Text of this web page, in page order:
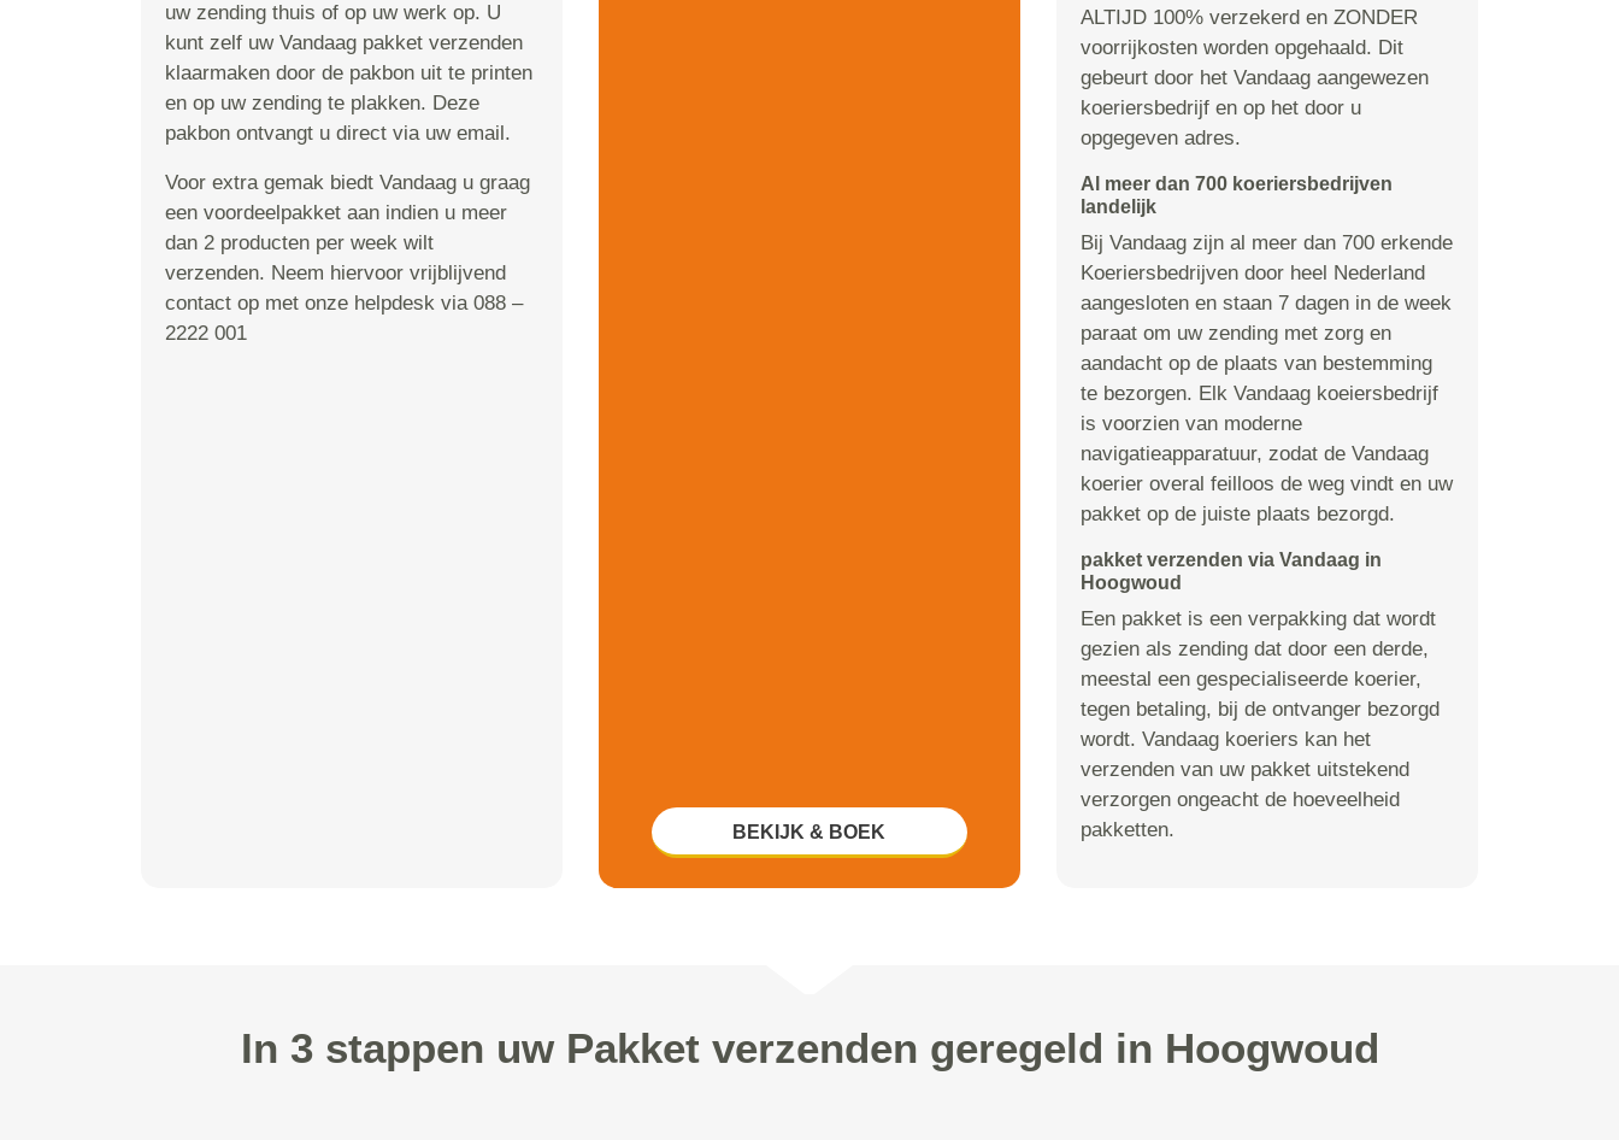
uw zending thuis of op uw werk op. U
kunt zelf uw Vandaag pakket verzenden
klaarmaken door de pakbon uit te printen
en op uw zending te plakken. Deze
pakbon ontvangt u direct via uw email.
Voor extra gemak biedt Vandaag u graag
een voordeelpakket aan indien u meer
dan 2 producten per week wilt
verzenden. Neem hiervoor vrijblijvend
contact op met onze helpdesk via 088 –
2222 001
BEKIJK & BOEK
ALTIJD 100% verzekerd en ZONDER
voorrijkosten worden opgehaald. Dit
gebeurt door het Vandaag aangewezen
koeriersbedrijf en op het door u
opgegeven adres.
Al meer dan 700 koeriersbedrijven
landelijk
Bij Vandaag zijn al meer dan 700 erkende
Koeriersbedrijven door heel Nederland
aangesloten en staan 7 dagen in de week
paraat om uw zending met zorg en
aandacht op de plaats van bestemming
te bezorgen. Elk Vandaag koeiersbedrijf
is voorzien van moderne
navigatieapparatuur, zodat de Vandaag
koerier overal feilloos de weg vindt en uw
pakket op de juiste plaats bezorgd.
pakket verzenden via Vandaag in
Hoogwoud
Een pakket is een verpakking dat wordt
gezien als zending dat door een derde,
meestal een gespecialiseerde koerier,
tegen betaling, bij de ontvanger bezorgd
wordt. Vandaag koeriers kan het
verzenden van uw pakket uitstekend
verzorgen ongeacht de hoeveelheid
pakketten.
In 3 stappen uw Pakket verzenden geregeld in Hoogwoud